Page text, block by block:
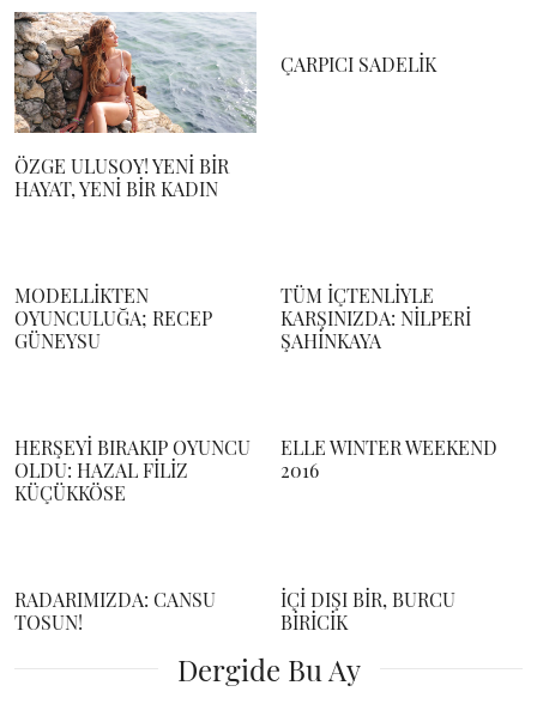
ÖZGE ULUSOY! YENİ BİR
HAYAT, YENİ BİR KADIN
ÇARPICI SADELİK
MODELLİKTEN
OYUNCULUĞA; RECEP
GÜNEYSU
TÜM İÇTENLİYLE
KARŞINIZDA: NİLPERİ
ŞAHİNKAYA
HERŞEYİ BIRAKIP OYUNCU
OLDU: HAZAL FİLİZ
KÜÇÜKKÖSE
ELLE WINTER WEEKEND
2016
RADARIMIZDA: CANSU
TOSUN!
İÇİ DIŞI BİR, BURCU
BİRİCİK
Dergide Bu Ay